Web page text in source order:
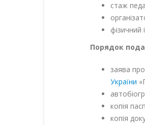
стаж
фізичний
Порядок
заява
України
копія
копія